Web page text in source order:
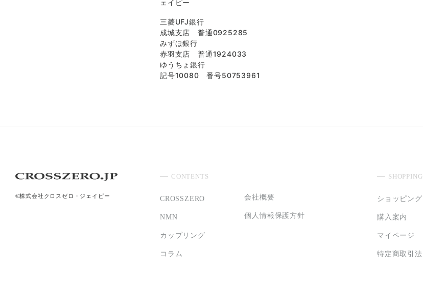
ェイピー
三菱UFJ銀行
成城支店 普通0925285
みずほ銀行
赤羽支店 普通1924033
ゆうちょ銀行
記号10080 番号50753961
©株式会社クロスゼロ・ジェイピー
CONTENTS
CROSSZERO
NMN
カップリング
コラム
会社概要
個人情報保護方針
SHOPPING
ショッピング
購入案内
マイページ
特定商取引法